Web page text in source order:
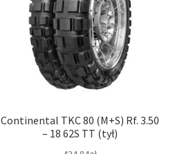
Continental TKC 80 (M+S) Rf. 3.50
– 18 62S TT (tył)